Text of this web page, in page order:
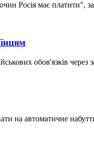
Росія має платити",
обов'язків через
на автоматичне